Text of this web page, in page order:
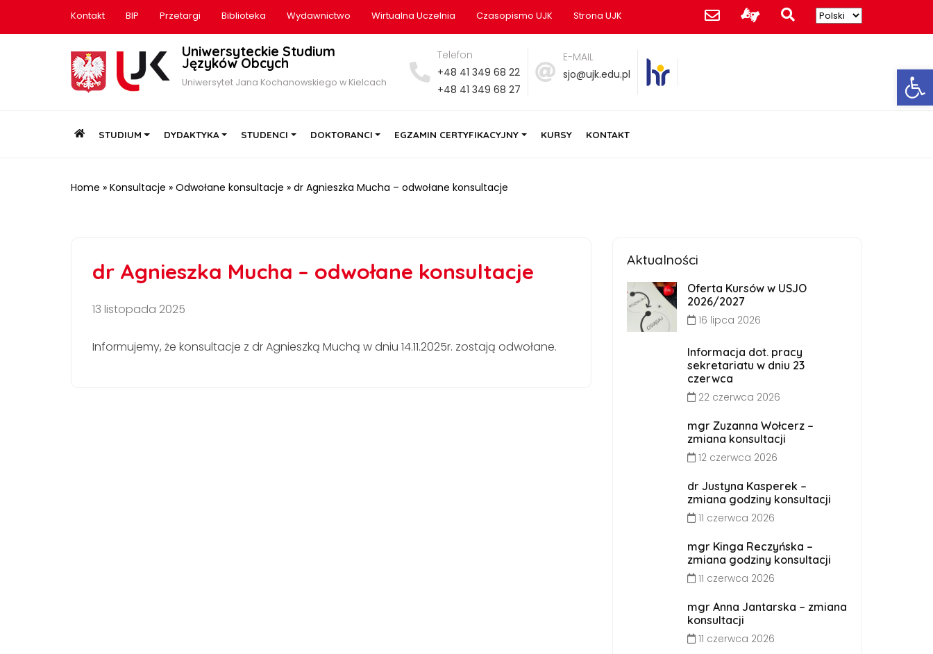
Kontakt BIP Przetargi Biblioteka Wydawnictwo Wirtualna Uczelnia Czasopismo UJK Strona UJK
Uniwersyteckie Studium
Języków Obcych
Uniwersytet Jana Kochanowskiego w Kielcach
Telefon
+48 41 349 68 22
+48 41 349 68 27
E-MAIL
sjo@ujk.edu.pl
HOMESTUDIUM DYDAKTYKA STUDENCI DOKTORANCI EGZAMIN CERTYFIKACYJNY KURSY KONTAKT
Home » Konsultacje » Odwołane konsultacje » dr Agnieszka Mucha – odwołane konsultacje
dr Agnieszka Mucha – odwołane konsultacje
13 listopada 2025
Informujemy, że konsultacje z dr Agnieszką Muchą w dniu 14.11.2025r. zostają odwołane.
Aktualności
Oferta Kursów w USJO
2026/2027
16 lipca 2026
Informacja dot. pracy
sekretariatu w dniu 23
czerwca
22 czerwca 2026
mgr Zuzanna Wołcerz –
zmiana konsultacji
12 czerwca 2026
dr Justyna Kasperek –
zmiana godziny konsultacji
11 czerwca 2026
mgr Kinga Reczyńska –
zmiana godziny konsultacji
11 czerwca 2026
mgr Anna Jantarska – zmiana
konsultacji
11 czerwca 2026